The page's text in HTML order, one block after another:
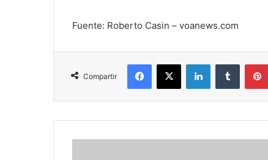
Fuente: Roberto Casin – voanews.com
Compartir
Facebook
X LinkedInTumblr